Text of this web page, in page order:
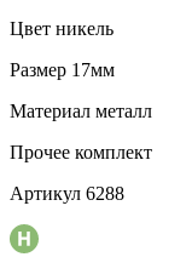
Цвет никель
Размер 17мм
Материал металл
Прочее комплект
Артикул 6288